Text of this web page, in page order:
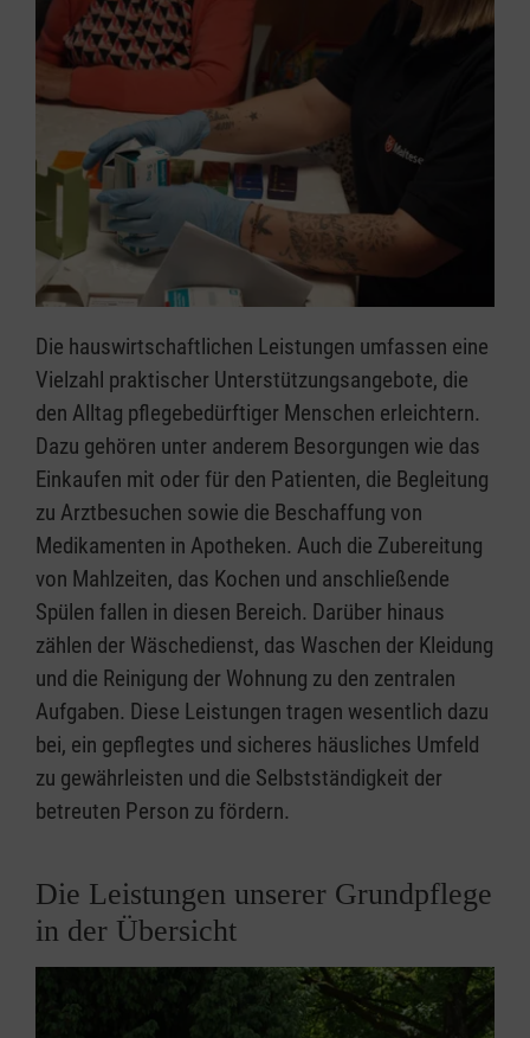
Die hauswirtschaftlichen Leistungen umfassen eine
Vielzahl praktischer Unterstützungsangebote, die
den Alltag pflegebedürftiger Menschen erleichtern.
Dazu gehören unter anderem Besorgungen wie das
Einkaufen mit oder für den Patienten, die Begleitung
zu Arztbesuchen sowie die Beschaffung von
Medikamenten in Apotheken. Auch die Zubereitung
von Mahlzeiten, das Kochen und anschließende
Spülen fallen in diesen Bereich. Darüber hinaus
zählen der Wäschedienst, das Waschen der Kleidung
und die Reinigung der Wohnung zu den zentralen
Aufgaben. Diese Leistungen tragen wesentlich dazu
bei, ein gepflegtes und sicheres häusliches Umfeld
zu gewährleisten und die Selbstständigkeit der
betreuten Person zu fördern.
Die Leistungen unserer Grundpflege
in der Übersicht